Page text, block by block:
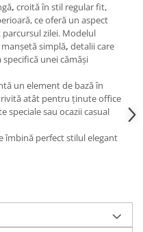
, croită în stil regular fit,
, ce oferă un aspect
zilei. Modelul
simplă, detalii care
unei cămăși
un element de bază în
atât pentru ținute office
specialesau ocazii casual
îmbină perfectstilul elegant